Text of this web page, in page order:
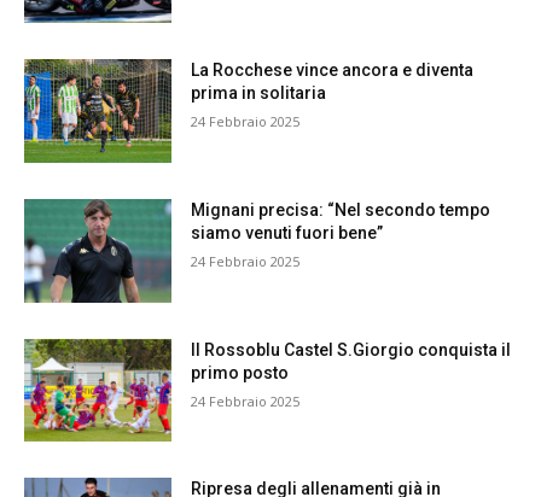
La Rocchese vince ancora e diventa
prima in solitaria
24 Febbraio 2025
Mignani precisa: “Nel secondo tempo
siamo venuti fuori bene”
24 Febbraio 2025
Il Rossoblu Castel S.Giorgio conquista il
primo posto
24 Febbraio 2025
Ripresa degli allenamenti già in